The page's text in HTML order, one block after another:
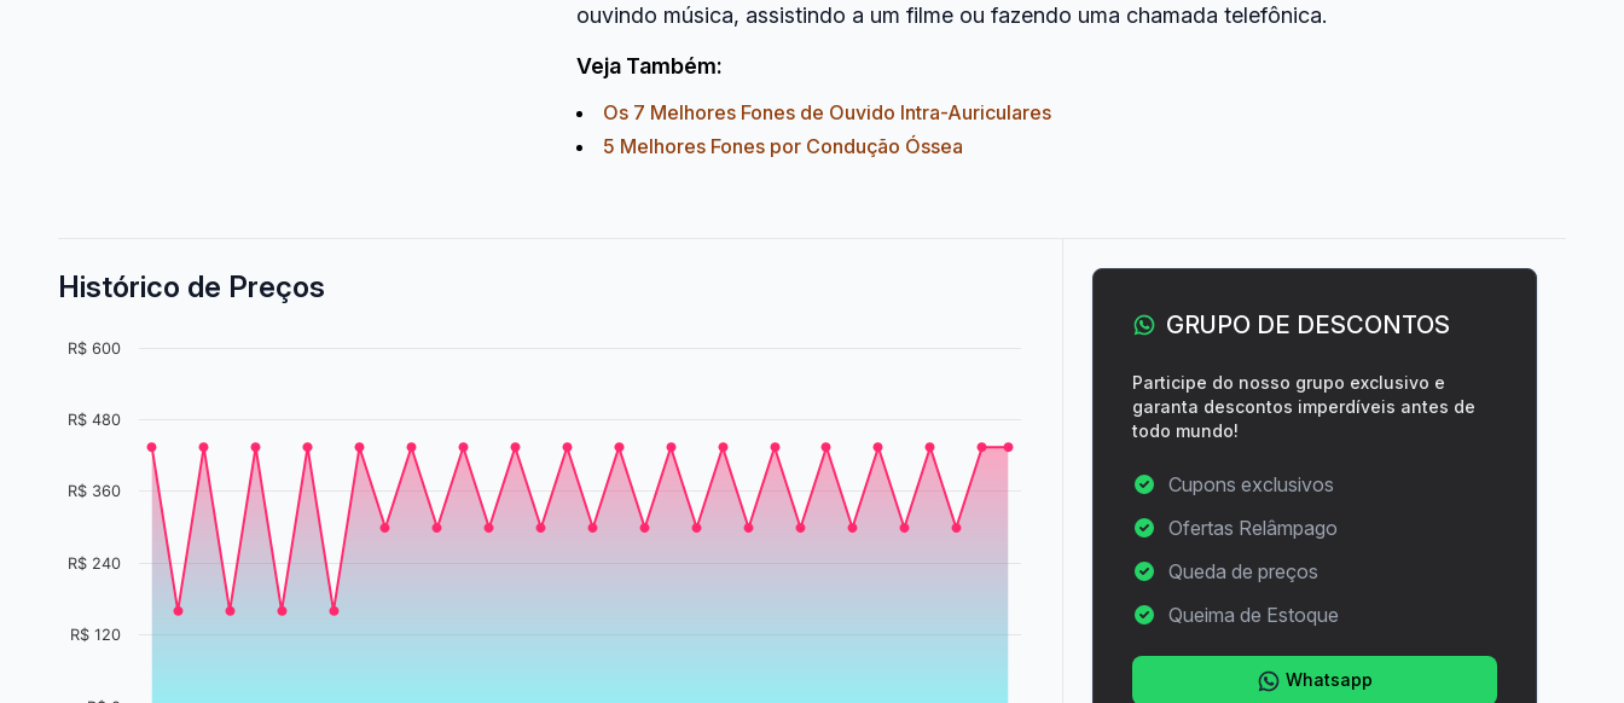
ouvindo música, assistindo a um filme ou fazendo uma chamada telefônica.
Veja Também:
Os 7 Melhores Fones de Ouvido Intra-Auriculares
5 Melhores Fones por Condução Óssea
Histórico de Preços
R$ 120
R$ 240
R$ 360
R$ 480
R$ 600
GRUPO DE DESCONTOS
Participe do nosso grupo exclusivo e
garanta descontos imperdíveis antes de
todo mundo!
Cupons exclusivos
Ofertas Relâmpago
Queda de preços
Queima de Estoque
Whatsapp